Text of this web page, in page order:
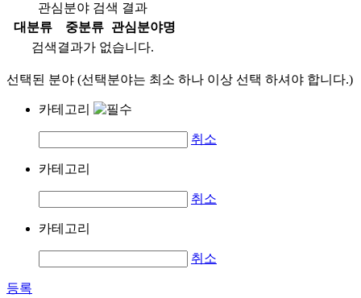
관심분야 검색 결과
대분류
중분류
관심분야명
검색결과가 없습니다.
선택된 분야 (선택분야는 최소 하나 이상 선택 하셔야 합니다.)
카테고리
취소
카테고리
취소
카테고리
취소
등록